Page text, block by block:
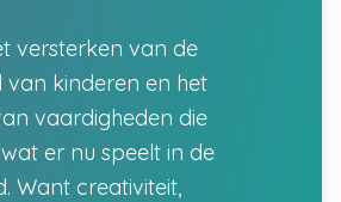
versterken van de
van kinderen en het
vaardigheden die
er nu speelt in de
Want creativiteit,